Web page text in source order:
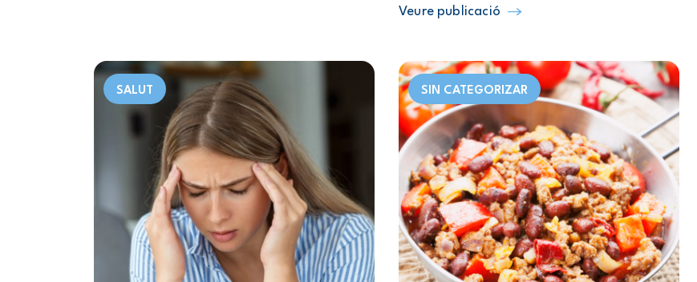
Veure publicació
SALUT SIN CATEGORIZAR